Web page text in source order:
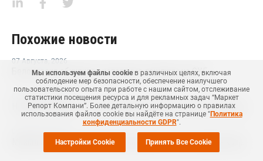
Похожие новости
07 Августа 2026
Белоруссия обнулила экспортные пошлины на СУГ
07 Августа,2026
07 Августа,2026
Мы используем файлы cookieв различных целях, включая
соблюдение мер безопасности, обеспечение наилучшего
пользовательского опыта при работе с нашим сайтом, отслеживание
статистики посещения ресурса и для рекламных задач “Маркет
Репорт Компани”. Более детальную информацию о правилах
использования файлов cookie вы найдёте на странице "Политика
конфиденциальности GDPR".
Настройки Cookie Принять Все Cookie